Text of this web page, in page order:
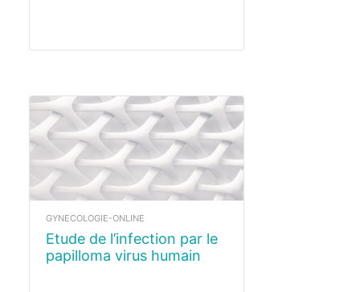
GYNECOLOGIE-ONLINE
Etude de l’infection par le
papilloma virus humain